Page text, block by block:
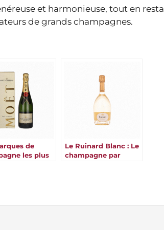
et harmonieuse, tout en
de grands champagnes.
de
les plus
Le Ruinard Blanc : Le
champagne par